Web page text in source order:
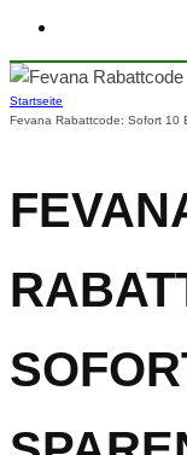
Startseite
Fevana Rabattcode: Sofort 10